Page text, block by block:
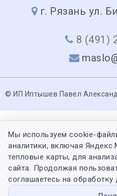
г. Рязань ул.
8 (491)
© ИП Иптышев Павел
Мы используем cookie-
аналитики, включая
тепловые карты, для
сайта. Продолжая
соглашаетесь на обработку